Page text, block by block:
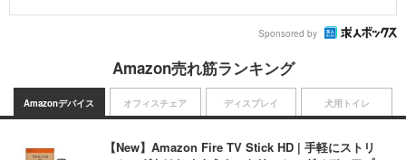
Sponsored by
Amazon売れ筋ランキング
Amazonデバイス
【New】Amazon Fire TV Stick HD | 手軽にストリ
オフィスチェア ディスプレイ 犬用トイレ